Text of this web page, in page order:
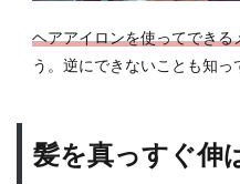
ロン
の使
ニッ
クま
ヘアアイロンを使ってできる
う。逆にできないことも知っ
髪を真っすぐ伸